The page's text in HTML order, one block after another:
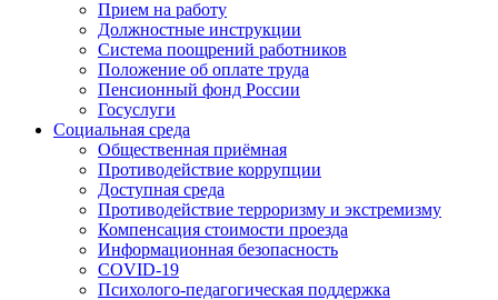
Прием на работу
Должностные инструкции
Система поощрений работников
Положение об оплате труда
Пенсионный фонд России
Госуслуги
Социальная среда
Общественная приёмная
Противодействие коррупции
Доступная среда
Противодействие терроризму и экстремизму
Компенсация стоимости проезда
Информационная безопасность
COVID-19
Психолого-педагогическая поддержка